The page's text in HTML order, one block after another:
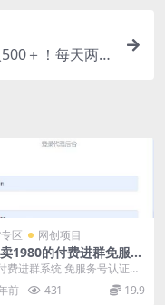
＋！每天两
区 网创项目
1980的付费进群免服务
免备案（源码 教程 变
费进群系统 免服务号认证
省去300元认证费用） 免域
，购买后包...
前 431 19.9